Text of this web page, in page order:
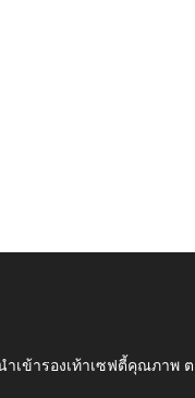
ำเข้ารองเท้าเซฟตี้คุณภา